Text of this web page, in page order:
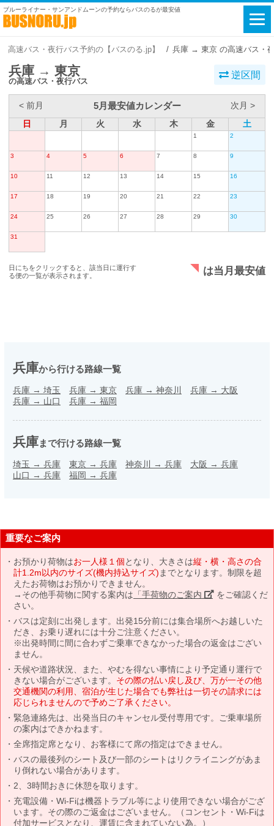
ブルーライナー・サンアンドムーンの予約ならバスのるが最安値
高速バス・夜行バス予約の【バスのる.jp】 兵庫 → 東京 の高速バス・
兵庫 → 東京
の高速バス・夜行バス
逆区間
< 前月 5月最安値カレンダー
次月 >
日
月 火 水 木 金 土
1 2
3 4 5 6 7 8 9
10 11 12 13 14 15 16
17 18 19 20 21 22 23
24 25 26 27 28 29 30
31
日にちをクリックすると、該当日に運行す
る便の一覧が表示されます。
は当月最安値
兵庫から行ける路線一覧
兵庫 → 埼玉 兵庫 → 東京 兵庫 → 神奈川 兵庫 → 大阪
兵庫 → 山口 兵庫 → 福岡
兵庫まで行ける路線一覧
埼玉 → 兵庫 東京 → 兵庫 神奈川 → 兵庫 大阪 → 兵庫
山口 → 兵庫 福岡 → 兵庫
重要なご案内
お預かり荷物はお一人様１個となり、大きさは縦・横・高さの合
計1.2m以内のサイズ(機内持込サイズ) までとなります。制限を超
えたお荷物はお預かりできません。
→その他手荷物に関する案内は 「手荷物のご案内」 をご確認くだ
さい。
バスは定刻に出発します。出発15分前には集合場所へお越しいた
だき、お乗り遅れには十分ご注意ください。
※出発時間に間に合わずご乗車できなかった場合の返金はござい
ません。
天候や道路状況、また、やむを得ない事情により予定通り運行で
きない場合がございます。 その際の払い戻し及び、万が一その他
交通機関の利用、宿泊が生じた場合でも弊社は一切その請求には
応じられませんので予めご了承ください。
緊急連絡先は、出発当日のキャンセル受付専用です。ご乗車場所
の案内はできかねます。
全席指定席となり、お客様にて席の指定はできません。
バスの最後列のシート及び一部のシートはリクライニングがあま
り倒れない場合があります。
2、3時間おきに休憩を取ります。
充電設備・Wi-Fiは機器トラブル等により使用できない場合がござ
います。その際のご返金はございません。（コンセント・Wi-Fiは
付加サービスとなり、運賃に含まれていない為。）